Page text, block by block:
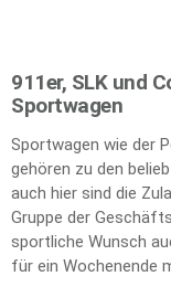
911er, SLK und
Sportwagen
Sportwagen wie der
gehören zu den
auch hier sind die
Gruppe der
sportliche Wunsch
für ein Wochenende